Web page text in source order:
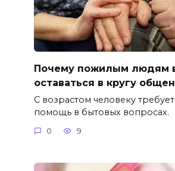
Почему пожилым людям
оставаться в кругу
С возрастом человеку
помощь в бытовых вопросах.
0 9